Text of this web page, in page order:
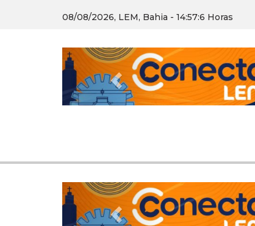
08/08/2026, LEM, Bahia - 14:57:7 Horas
Previous
Previous